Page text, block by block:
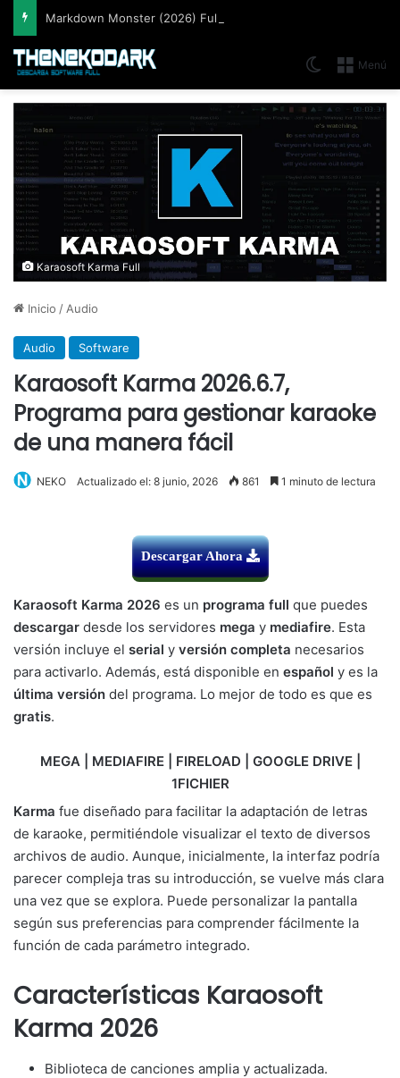
Markdown Monster (2026) Full Español [Mega]
Menú
Switch skin
Karaosoft Karma Full
Inicio /Audio
Audio Software
Karaosoft Karma 2026.6.7,
Programa para gestionar karaoke
de una manera fácil
NEKO Actualizado el: 8 junio, 2026 861 1 minuto de lectura
Descargar Ahora
Karaosoft Karma 2026 es un programa full que puedes
descargar desde los servidores mega y mediafire. Esta
versión incluye el serial y versión completa necesarios
para activarlo. Además, está disponible en español y es la
última versión del programa. Lo mejor de todo es que es
gratis.
MEGA | MEDIAFIRE | FIRELOAD | GOOGLE DRIVE |
1FICHIER
Karma fue diseñado para facilitar la adaptación de letras
de karaoke, permitiéndole visualizar el texto de diversos
archivos de audio. Aunque, inicialmente, la interfaz podría
parecer compleja tras su introducción, se vuelve más clara
una vez que se explora. Puede personalizar la pantalla
según sus preferencias para comprender fácilmente la
función de cada parámetro integrado.
Características Karaosoft
Karma 2026
Biblioteca de canciones amplia y actualizada.